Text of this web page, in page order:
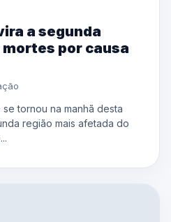
a segunda
por causa
tornou na manhã desta
região mais afetada do